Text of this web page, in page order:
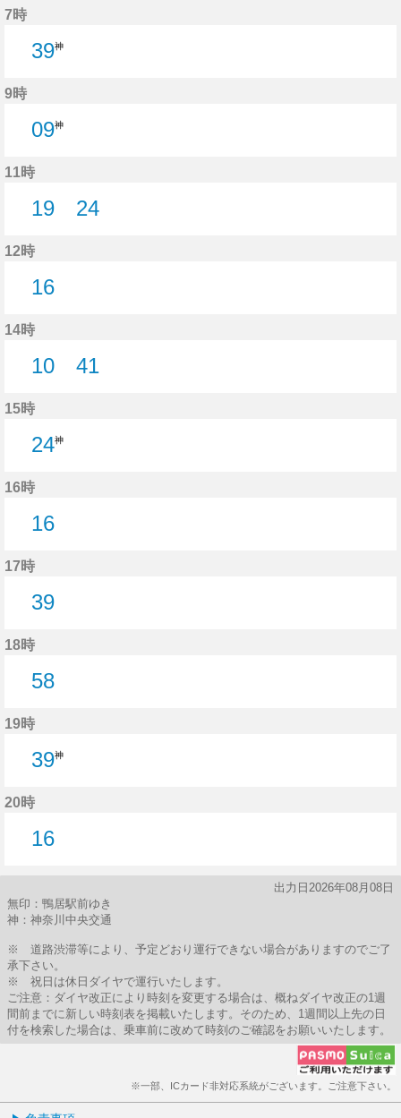
7時
39神
9時
09神
11時
19
24
12時
16
14時
10
41
15時
24神
16時
16
17時
39
18時
58
19時
39神
20時
16
出力日2026年08月08日
無印：鴨居駅前ゆき
神：神奈川中央交通
※ 道路渋滞等により、予定どおり運行できない場合がありますのでご了
承下さい。
※ 祝日は休日ダイヤで運行いたします。
ご注意：ダイヤ改正により時刻を変更する場合は、概ねダイヤ改正の1週
間前までに新しい時刻表を掲載いたします。そのため、1週間以上先の日
付を検索した場合は、乗車前に改めて時刻のご確認をお願いいたします。
※一部、ICカード非対応系統がございます。ご注意下さい。